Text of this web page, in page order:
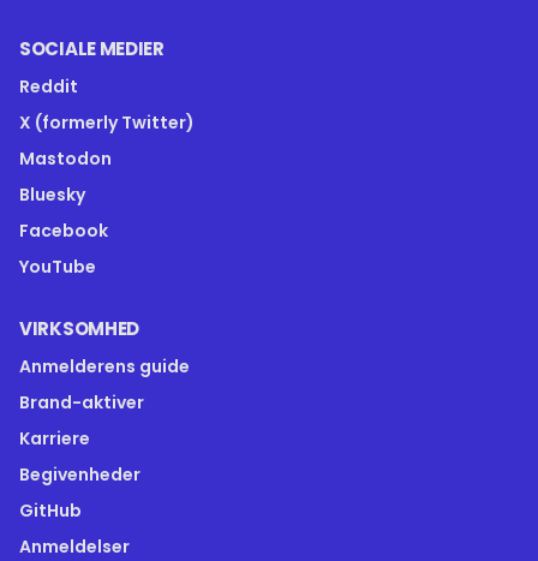
SOCIALE MEDIER
Reddit
X (formerly Twitter)
Mastodon
Bluesky
Facebook
YouTube
VIRKSOMHED
Anmelderens guide
Brand-aktiver
Karriere
Begivenheder
GitHub
Anmeldelser